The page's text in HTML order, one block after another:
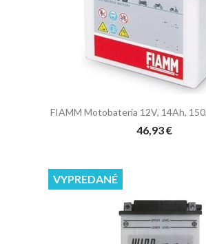
FIAMM Motobateria 12V, 14Ah,
46,93 €
VYPREDANÉ